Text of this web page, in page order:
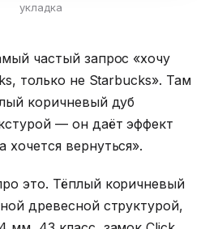
укладка
частый запрос «хочу
только не Starbucks». Там
коричневый дуб
— он даёт эффект
вернуться».
это. Тёплый коричневый
древесной структурой,